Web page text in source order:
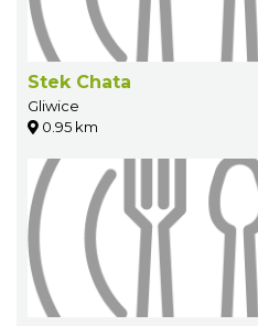
Stek Chata
Gliwice
0.95 km